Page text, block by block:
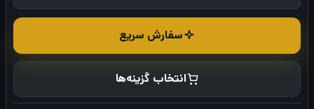
سفارش سریع
انتخاب گزینه‌ها